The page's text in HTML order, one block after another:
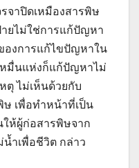
จาปิดเหมืองสารพิษ
ยไม่ใช่การแก้ปัญหา
องการแก้ไขปัญหาใน
หมื่นแห่งก็แก้ปัญหาไม่
ตุ ไม่เห็นด้วยกับ
ษ เพื่อทำหน้าที่เป็น
ห้ผู้ก่อสารพิษจาก
ำเพื่อชีวิต กล่าว